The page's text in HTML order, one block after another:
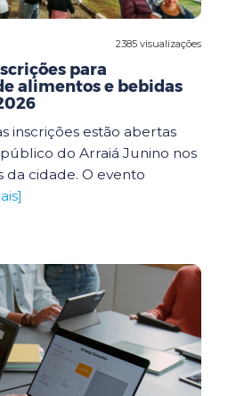
2385 visualizações
para
alimentos e bebidas
inscrições estão abertas
do Arraiá Junino nos
da cidade. O evento